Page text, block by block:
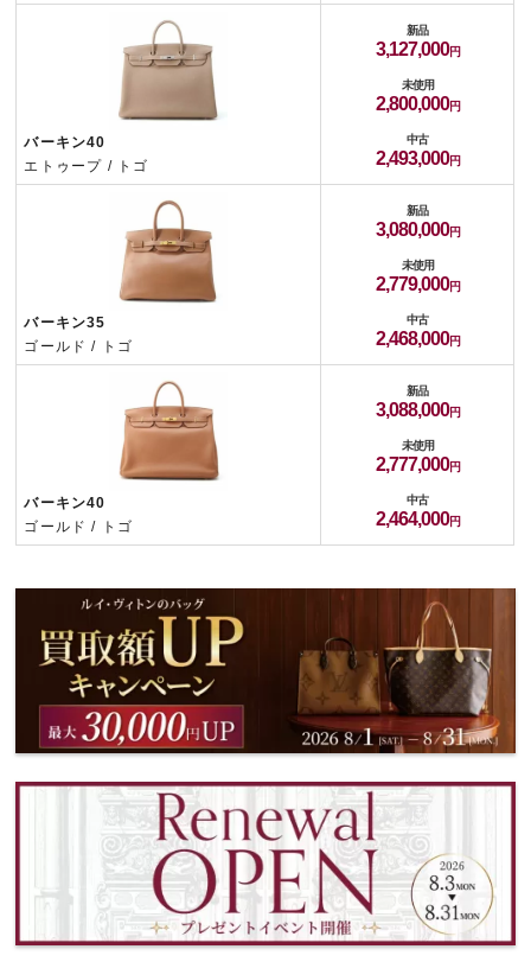
バーキン40
エトゥープ / トゴ
新品
3,127,000
未使用
2,800,000
中古
2,493,000
バーキン35
ゴールド / トゴ
新品
3,080,000
未使用
2,779,000
中古
2,468,000
バーキン40
ゴールド / トゴ
新品
3,088,000
未使用
2,777,000
中古
2,464,000